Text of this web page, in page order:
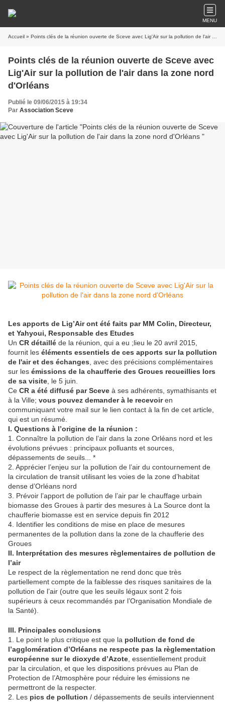
MENU
Accueil » Points clés de la réunion ouverte de Sceve avec Lig'Air sur la pollution de l'air dans la zone nord d'Orléans
Points clés de la réunion ouverte de Sceve avec
Lig'Air sur la pollution de l'air dans la zone nord
d'Orléans
Publié le 09/06/2015 à 19:34
Par Association Sceve
Les apports de Lig’Air ont été faits par MM Colin, Directeur,
et Yahyoui, Responsable des Etudes
Un CR détaillé de la réunion, qui a eu ;lieu le 20 avril 2015,
fournit les éléments essentiels de ces apports sur la pollution
de l'air et des échanges , avec des précisions complémentaires
sur les émissions de la chaufferie des Groues recueillies lors
de sa visite , le 5 juin.
Ce CR a été diffusé par Sceve à ses adhérents, symathisants et
à la Ville; vous pouvez demander à le recevoiren
communiquant votre mail sur le lien contact à la fin de cet article,
qui est un résumé.
I. Questions à l’origine de la réunion :
1. Connaître la pollution de l’air dans la zone Orléans nord et les
évolutions prévues : principaux polluants et sources,
dépassements de seuils... *
2. Apprécier l’enjeu sur la pollution de l’air du contournement de
la circulation de transit utilisant les voies de la zone d’habitat
dense d’Orléans nord
3. Prévoir l’apport de pollution de l’air par le chauffage urbain
biomasse des Groues à partir des mesures à La Source dont la
chaufferie biomasse est en service depuis fin 2012
4. Identifier les conditions de mise en place de mesures
permanentes de la pollution dans la zone de la chaufferie des
Groues
II. Interprétation des mesures règlementaires de pollution de
l’air
Le respect de la règlementation ne rend donc que très
partiellement compte de la faiblesse des risques sanitaires de la
pollution de l’air (outre que les seuils légaux sont 2 fois
supérieurs à ceux recommandés par l’Organisation Mondiale de
la Santé).
III. Principales conclusions
1. Le point le plus critique est que la pollution de fond de
l’agglomération d’Orléans ne respecte pas la règlementation
européenne sur le dioxyde d’Azote , essentiellement produit
par la circulation, et que les dispositions prévues au Plan de
Protection de l’Atmosphère pour réduire les émissions ne
permettront de la respecter.
2. Les pics de pollution / dépassements de seuils interviennent